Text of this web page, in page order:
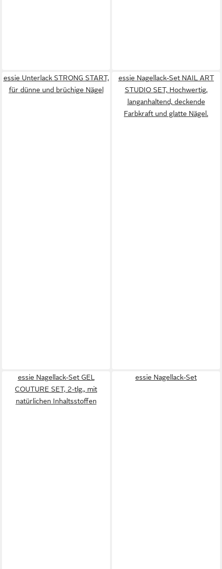
essie Unterlack STRONG START,
für dünne und brüchige Nägel
essie Nagellack-Set NAIL ART
STUDIO SET, Hochwertig,
langanhaltend, deckende
Farbkraft und glatte Nägel.
essie Nagellack-Set GEL
COUTURE SET, 2-tlg., mit
natürlichen Inhaltsstoffen
essie Nagellack-Set